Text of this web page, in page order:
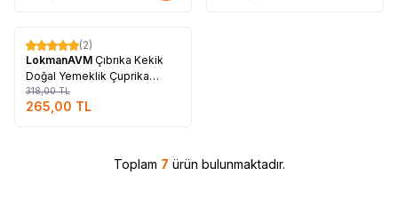
%17
(2)
LokmanAVM Çıbrıka Kekik
Doğal Yemeklik Çuprika
Çipirsi 100 Gr Paket
318,00TL
265,00 TL
Toplam 7 ürün bulunmaktadır.